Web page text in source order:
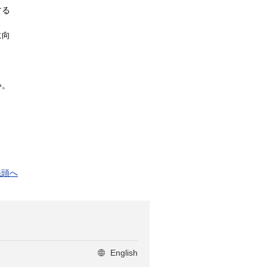
へ
English